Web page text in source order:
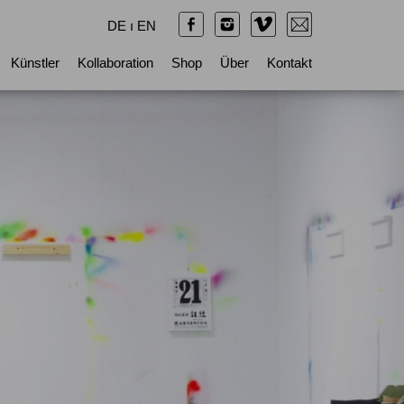
Künstler Kollaboration Shop Über Kontakt
DE ı EN